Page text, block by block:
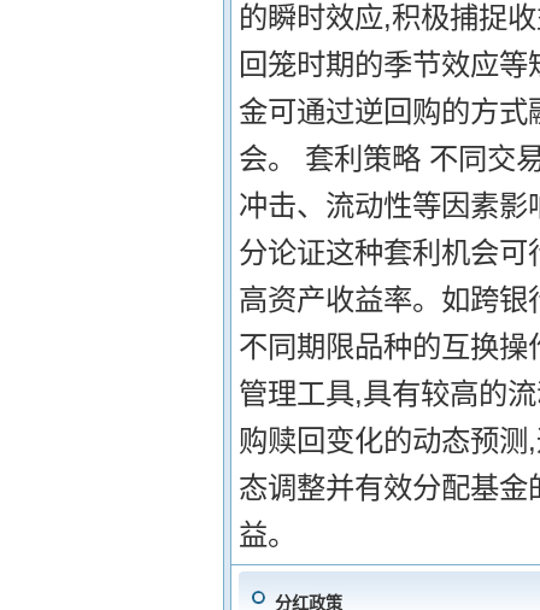
的瞬时效应,积极捕捉
回笼时期的季节效应
金可通过逆回购的方
会。 套利策略 不同交
冲击、流动性等因素
分论证这种套利机会
高资产收益率。如跨
不同期限品种的互换
管理工具,具有较高的
购赎回变化的动态预
态调整并有效分配基
益。
分红政策